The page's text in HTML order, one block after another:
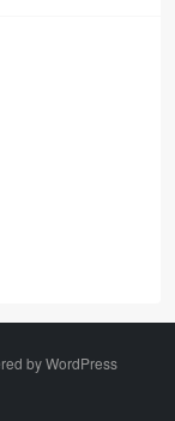
byWordPress